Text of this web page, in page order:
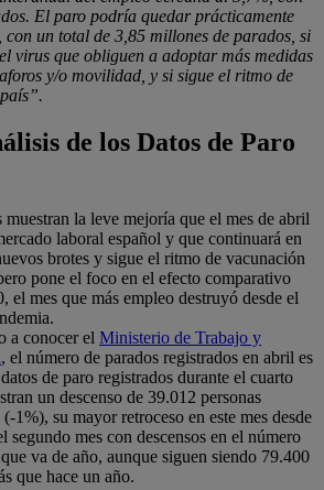
El paro podría quedar prácticamente
con un total de 3,85 millones de parados, si
virus que obliguen a adoptar más medidas
y/o movilidad, y si sigue el ritmo de
de los Datos de Paro
muestran la leve mejoría que el mes de abril
laboral español y que continuará en
brotes y sigue el ritmo de vacunación
pone el foco en el efecto comparativo
el mes que más empleo destruyó desde el
a conocer el Ministerio de Trabajo y
, el número de parados registrados en abril es
de paro registrados durante el cuarto
un descenso de 39.012 personas
1%), su mayor retroceso en este mes desde
segundo mes con descensos en el número
va de año, aunque siguen siendo 79.400
que hace un año.